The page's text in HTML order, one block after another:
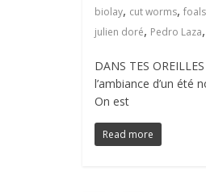
biolay, cut worms, foals
julien doré, Pedro Laza,
DANS TES
l’ambiance d’un été
On est
Read more